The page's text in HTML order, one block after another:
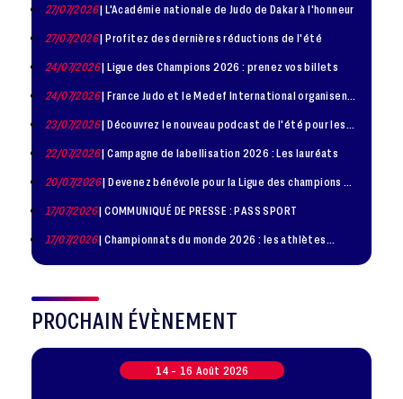
27/07/2026| L'Académie nationale de Judo de Dakar à l'honneur
27/07/2026| Profitez des dernières réductions de l'été
24/07/2026| Ligue des Champions 2026 : prenez vos billets
24/07/2026| France Judo et le Medef International organisent
23/07/2026| Découvrez le nouveau podcast de l'été pour les
22/07/2026| Campagne de labellisation 2026 : Les lauréats
20/07/2026| Devenez bénévole pour la Ligue des champions de
17/07/2026| COMMUNIQUÉ DE PRESSE : PASS SPORT
17/07/2026| Championnats du monde 2026 : les athlètes
PROCHAIN ÉVÈNEMENT
14 - 16 Août 2026